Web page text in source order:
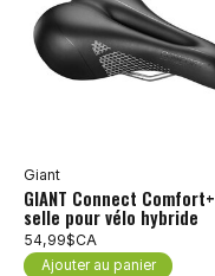
Giant
GIANT Connect Comfort+
selle pour vélo hybride
54,99$CA
Ajouter au panier